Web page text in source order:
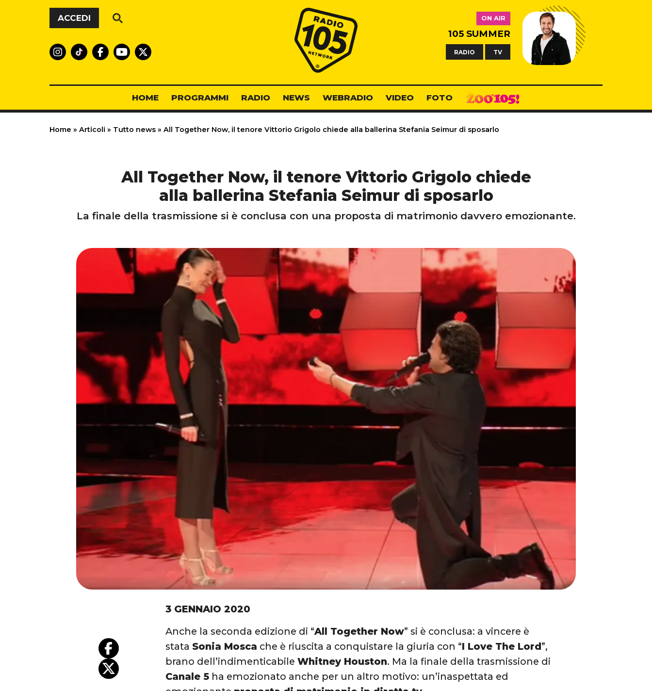
Vai al contenuto
ACCEDI
Radio 105
ON AIR
105 SUMMER
RADIO TV
HOME PROGRAMMI RADIO NEWS WEBRADIO VIDEO FOTO
Home » Articoli » Tutto news » All Together Now, il tenore Vittorio Grigolo chiede alla ballerina Stefania Seimur di sposarlo
All Together Now, il tenore Vittorio Grigolo chiede
alla ballerina Stefania Seimur di sposarlo
La finale della trasmissione si è conclusa con una proposta di matrimonio davvero emozionante.
3 GENNAIO 2020
Anche la seconda edizione di “All Together Now” si è conclusa: a vincere è
stata Sonia Mosca che è riuscita a conquistare la giuria con “I Love The Lord”,
brano dell’indimenticabileWhitney Houston. Ma la finale della trasmissione di
Canale 5 ha emozionato anche per un altro motivo: un’inaspettata ed